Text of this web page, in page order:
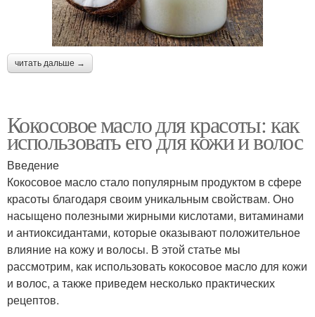
читать дальше →
Кокосовое масло для красоты: как
использовать его для кожи и волос
Введение
Кокосовое масло стало популярным продуктом в сфере
красоты благодаря своим уникальным свойствам. Оно
насыщено полезными жирными кислотами, витаминами
и антиоксидантами, которые оказывают положительное
влияние на кожу и волосы. В этой статье мы
рассмотрим, как использовать кокосовое масло для кожи
и волос, а также приведем несколько практических
рецептов.